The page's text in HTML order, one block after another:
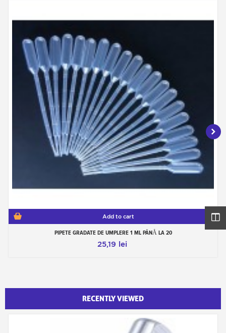
Add to cart
PIPETE GRADATE DE UMPLERE 1 ML PÂNĂ LA 20
25,19 lei
RECENTLY VIEWED